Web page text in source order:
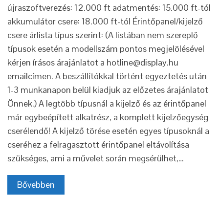
újraszoftverezés: 12.000 ft adatmentés: 15.000 ft-tól
akkumulátor csere: 18.000 ft-tól Érintőpanel/kijelző
csere árlista típus szerint: (A listában nem szereplő
típusok esetén a modellszám pontos megjelölésével
kérjen írásos árajánlatot a hotline@display.hu
emailcímen. A beszállítókkal történt egyeztetés után
1-3 munkanapon belül kiadjuk az előzetes árajánlatot
Önnek.) A legtöbb típusnál a kijelző és az érintőpanel
már egybeépített alkatrész, a komplett kijelzőegység
cserélendő! A kijelző törése esetén egyes típusoknál a
cseréhez a felragasztott érintőpanel eltávolítása
szükséges, ami a művelet során megsérülhet,…
Bővebben